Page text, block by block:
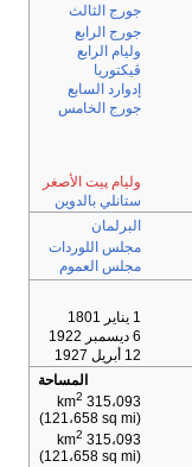
جورج الثالث
جورج الرابع
وليام الرابع
ڤيكتوريا
إدوارد السابع
جورج الخامس
وليام پيت الأصغر
ستانلي بالدوين
البرلمان
مجلس اللوردات
مجلس العموم
1 يناير 1801
6 ديسمبر 1922
12 أبريل 1927
المساحة
315،093 km 2
(121،658 sq mi)
315،093 km 2
(121،658 sq mi)